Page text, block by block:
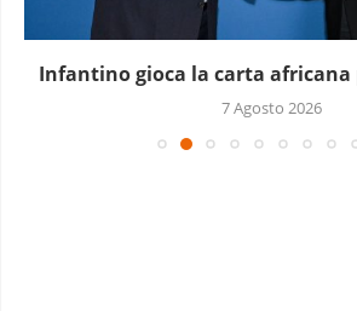
Infantino gioca la carta africana
7 Agosto 2026